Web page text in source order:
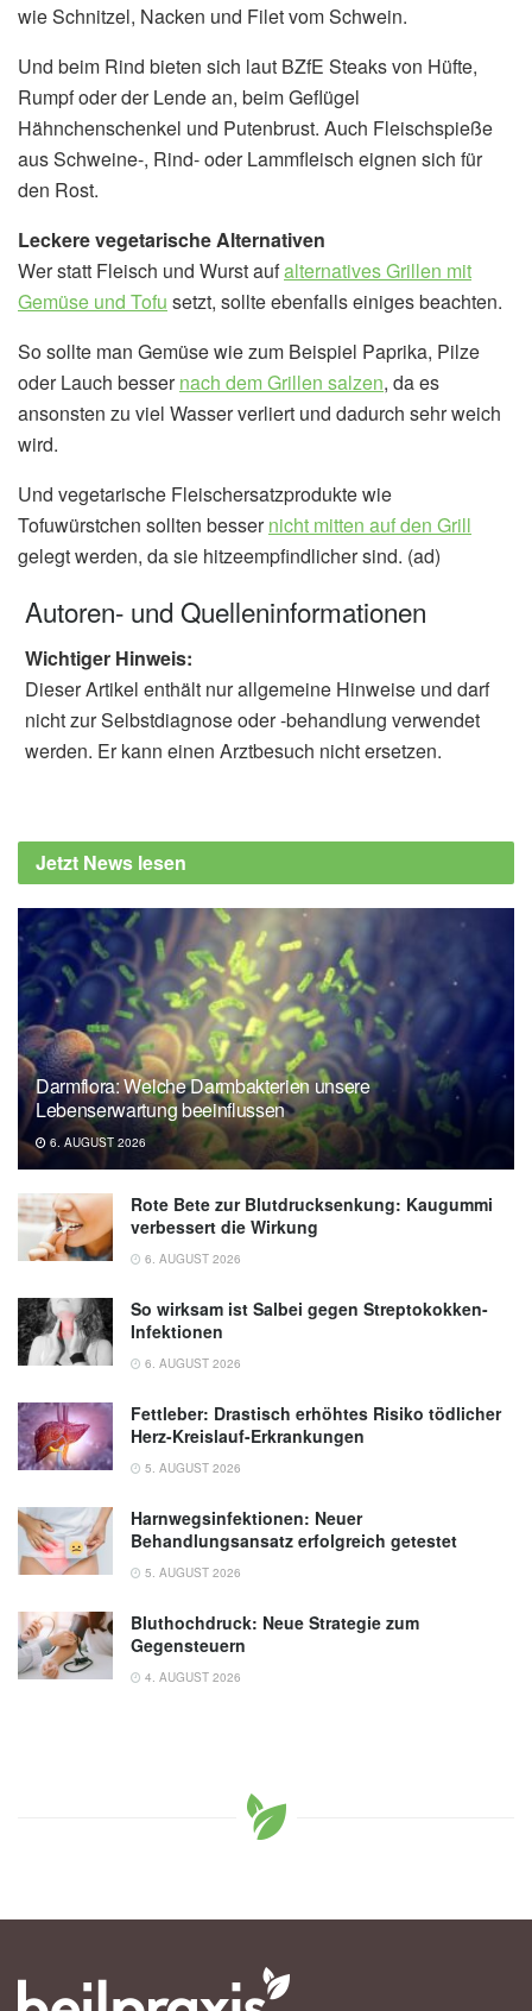
wie Schnitzel, Nacken und Filet vom Schwein.
Und beim Rind bieten sich laut BZfE Steaks von Hüfte,
Rumpf oder der Lende an, beim Geflügel
Hähnchenschenkel und Putenbrust. Auch Fleischspieße
aus Schweine-, Rind- oder Lammfleisch eignen sich für
den Rost.
Leckere vegetarische Alternativen
Wer statt Fleisch und Wurst aufalternatives Grillen mit
Gemüse und Tofu setzt, sollte ebenfalls einiges beachten.
So sollte man Gemüse wie zum Beispiel Paprika, Pilze
oder Lauch bessernach dem Grillen salzen, da es
ansonsten zu viel Wasser verliert und dadurch sehr weich
wird.
Und vegetarische Fleischersatzprodukte wie
Tofuwürstchen sollten bessernicht mitten auf den Grill
gelegt werden, da sie hitzeempfindlicher sind. (ad)
Autoren- und Quelleninformationen
Wichtiger Hinweis:
Dieser Artikel enthält nur allgemeine Hinweise und darf
nicht zur Selbstdiagnose oder -behandlung verwendet
werden. Er kann einen Arztbesuch nicht ersetzen.
Jetzt News lesen
Darmflora: Welche Darmbakterien unsere
Lebenserwartung beeinflussen
6. AUGUST 2026
Rote Bete zur Blutdrucksenkung: Kaugummi
verbessert die Wirkung
6. AUGUST 2026
So wirksam ist Salbei gegen Streptokokken-
Infektionen
6. AUGUST 2026
Fettleber: Drastisch erhöhtes Risiko tödlicher
Herz-Kreislauf-Erkrankungen
5. AUGUST 2026
Harnwegsinfektionen: Neuer
Behandlungsansatz erfolgreich getestet
5. AUGUST 2026
Bluthochdruck: Neue Strategie zum
Gegensteuern
4. AUGUST 2026